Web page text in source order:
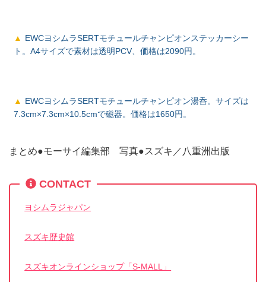
EWCヨシムラSERTモチュールチャンピオンステッカーシー
ト。A4サイズで素材は透明PCV、価格は2090円。
EWCヨシムラSERTモチュールチャンピオン湯呑。サイズは
7.3cm×7.3cm×10.5cmで磁器。価格は1650円。
まとめ●モーサイ編集部 写真●スズキ／八重洲出版
CONTACT
ヨシムラジャパン
スズキ歴史館
スズキオンラインショップ「S-MALL」